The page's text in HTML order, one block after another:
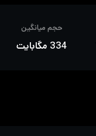
حجم میانگین
334 مگابایت